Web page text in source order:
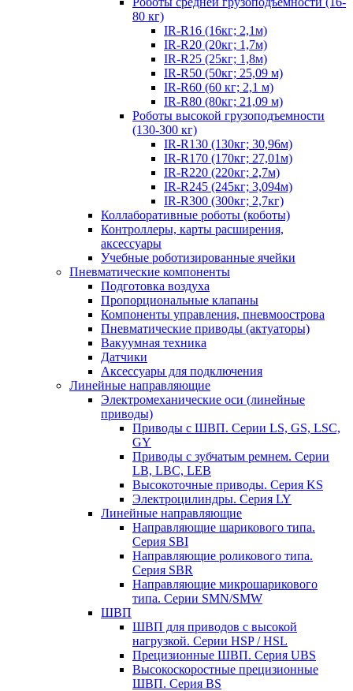
80 кг)
IR-R16 (16кг; 2,1м)
IR-R20 (20кг; 1,7м)
IR-R25 (25кг; 1,8м)
IR-R50 (50кг; 25,09 м)
IR-R60 (60 кг; 2,1 м)
IR-R80 (80кг; 21,09 м)
Роботы высокой грузоподъемности
(130-300 кг)
IR-R130 (130кг; 30,96м)
IR-R170 (170кг; 27,01м)
IR-R220 (220кг; 2,7м)
IR-R245 (245кг; 3,094м)
IR-R300 (300кг; 2,7кг)
Коллаборативные роботы (коботы)
Контроллеры, карты расширения,
аксессуары
Учебные роботизированные ячейки
Пневматические компоненты
Подготовка воздуха
Пропорциональные клапаны
Компоненты управления, пневмоострова
Пневматические приводы (актуаторы)
Вакуумная техника
Датчики
Аксессуары для подключения
Линейные направляющие
Электромеханические оси (линейные
приводы)
Приводы с ШВП. Серии LS, GS, LSC,
GY
Приводы с зубчатым ремнем. Серии
LB, LBC, LEB
Высокоточные приводы. Серия KS
Электроцилиндры. Серия LY
Линейные направляющие
Направляющие шарикового типа.
Серия SBI
Направляющие роликового типа.
Серия SBR
Направляющие микрошарикового
типа. Серии SMN/SMW
ШВП
ШВП для приводов с высокой
нагрузкой. Серии HSP / HSL
Прецизионные ШВП. Серия UBS
Высокоскоростные прецизионные
ШВП. Серия BS